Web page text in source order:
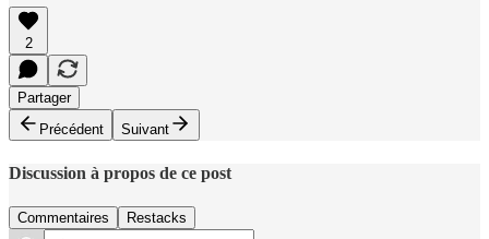
2
Partager
Précédent
Suivant
Discussion à propos de ce post
Commentaires Restacks